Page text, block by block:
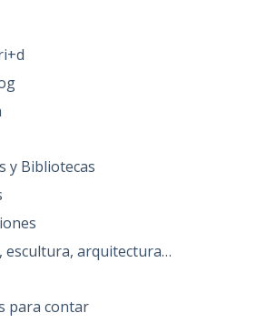
y Bibliotecas
escultura, arquitectura…
para contar